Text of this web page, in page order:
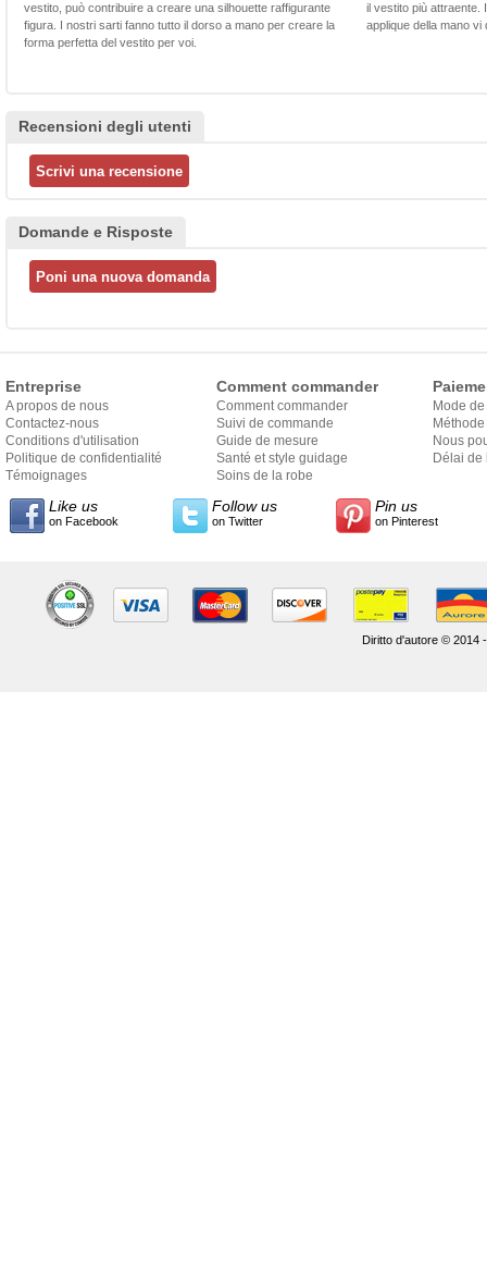
vestito, può contribuire a creare una silhouette raffigurante
figura. I nostri sarti fanno tutto il dorso a mano per creare la
forma perfetta del vestito per voi.
il vestito più attraente.
applique della mano
Recensioni degli utenti
Domande e Risposte
Entreprise
A propos de nous
Contactez-nous
Conditions d'utilisation
Politique de confidentialité
Témoignages
Comment commander
Comment commander
Suivi de commande
Guide de mesure
Santé et style guidage
Soins de la robe
Mode
Nous
Délai de
Like us
on Facebook
Follow us
on Twitter
Pin us
on Pinterest
Diritto d'autore © 2014